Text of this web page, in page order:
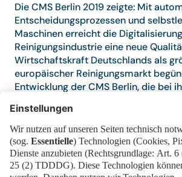
Die CMS Berlin 2019 zeigte: Mit
Entscheidungsprozessen und
Maschinen erreicht die
Reinigungsindustrie eine neue
Wirtschaftskraft Deutschlands als
europäischer Reinigungsmarkt
Entwicklung der CMS Berlin, die bei
ging.